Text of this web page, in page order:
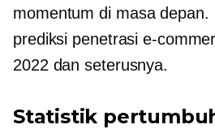
momentum di masa depan.
prediksi penetrasi e-
2022 dan seterusnya.
Statistik